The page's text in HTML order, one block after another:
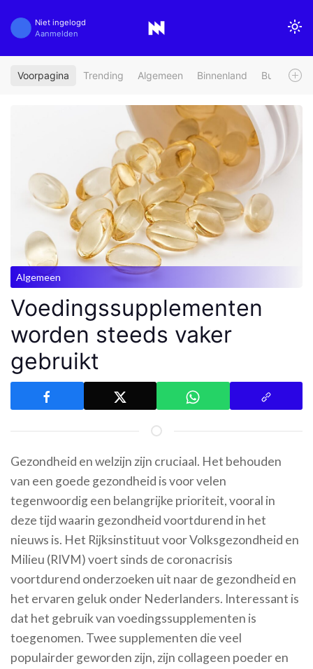
Niet ingelogd
Aanmelden
Voorpagina Trending Algemeen Binnenland Buitenland
Algemeen
Voedingssupplementen
worden steeds vaker
gebruikt
Gezondheid en welzijn zijn cruciaal. Het behouden
van een goede gezondheid is voor velen
tegenwoordig een belangrijke prioriteit, vooral in
deze tijd waarin gezondheid voortdurend in het
nieuws is. Het Rijksinstituut voor Volksgezondheid en
Milieu (RIVM) voert sinds de coronacrisis
voortdurend onderzoeken uit naar de gezondheid en
het ervaren geluk onder Nederlanders. Interessant is
dat het gebruik van voedingssupplementen is
toegenomen. Twee supplementen die veel
populairder geworden zijn, zijn collageen poeder en